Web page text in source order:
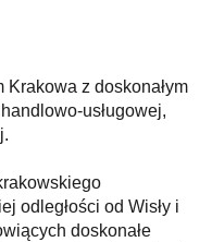
Krakowa z doskonałym
usługowej,
odległości od Wisły i
doskonałe